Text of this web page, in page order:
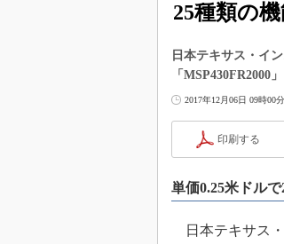
エレクトロ
医療エレ（
製品解剖（
25種類の
日本テキサス・イ
「MSP430FR2000
2017年12月06日 09時00
印刷する
単価0.25米ドル
日本テキサス・